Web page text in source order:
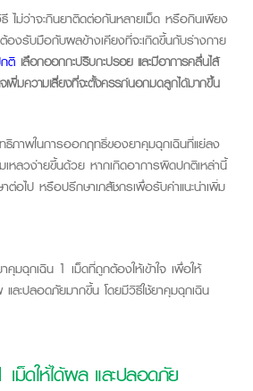
ไม่ว่าจะกินยาติดต่อกันหลายเม็ด หรือกินเพียง
องรับมือกับผลข้างเคียงที่จะเกิดขึ้นกับร่างกาย
ติ เลือกออกกะปริบกะปรอย และมีอาการคลื่นไส้
พิ่มความเสี่ยงที่จะตั้งครรภ์นอกมดลูกได้มากขึ้น
ภาพในการออกฤทธิ์ของยาคุมฉุกเฉินที่แย่ลง
เหลวง่ายขึ้นด้วย หากเกิดอาการผิดปกติเหล่านี้
อไป หรือปรึกษาเภสัชกรเพื่อรับคำแนะนำเพิ่ม
คุมฉุกเฉิน 1 เม็ดที่ถูกต้องให้เข้าใจ เพื่อให้
และปลอดภัยมากขึ้น โดยมีวิธีใช้ยาคุมฉุกเฉิน
ม็ดให้ได้ผล และปลอดภัย